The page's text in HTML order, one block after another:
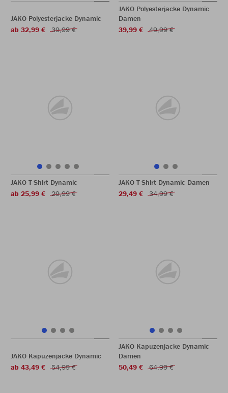
JAKO Polyesterjacke Dynamic
ab 32,99 €
39,99 €
JAKO Polyesterjacke Dynamic
Damen
39,99 €
49,99 €
JAKO T-Shirt Dynamic
ab 25,99 €
29,99 €
JAKO T-Shirt Dynamic Damen
29,49 €
34,99 €
JAKO Kapuzenjacke Dynamic
ab 43,49 €
54,99 €
JAKO Kapuzenjacke Dynamic
Damen
50,49 €
64,99 €